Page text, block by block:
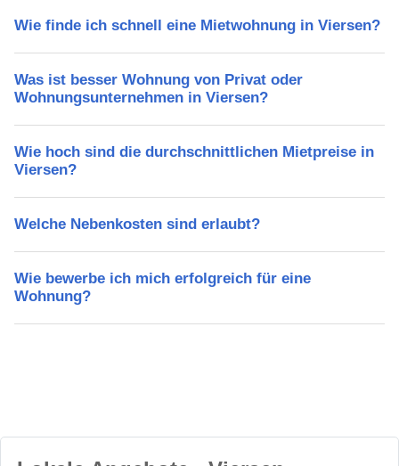
Wie finde ich schnell eine Mietwohnung in Viersen?
Was ist besser Wohnung von Privat oder
Wohnungsunternehmen in Viersen?
Wie hoch sind die durchschnittlichen Mietpreise in
Viersen?
Welche Nebenkosten sind erlaubt?
Wie bewerbe ich mich erfolgreich für eine
Wohnung?